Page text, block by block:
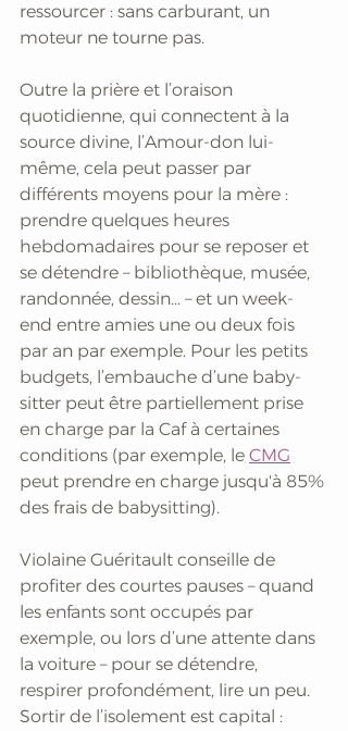
ressourcer : sans carburant, un
moteur ne tourne pas.
Outre la prière et l’oraison
quotidienne, qui connectent à la
source divine, l’Amour-don lui-
même, cela peut passer par
différents moyens pour la mère :
prendre quelques heures
hebdomadaires pour se reposer et
se détendre – bibliothèque, musée,
randonnée, dessin... – et un week-
end entre amies une ou deux fois
par an par exemple. Pour les petits
budgets, l’embauche d’une baby-
sitter peut être partiellement prise
en charge par la Caf à certaines
conditions (par exemple, le CMG
peut prendre en charge jusqu'à 85%
des frais de babysitting).
Violaine Guéritault conseille de
profiter des courtes pauses – quand
les enfants sont occupés par
exemple, ou lors d’une attente dans
la voiture – pour se détendre,
respirer profondément, lire un peu.
Sortir de l’isolement est capital :